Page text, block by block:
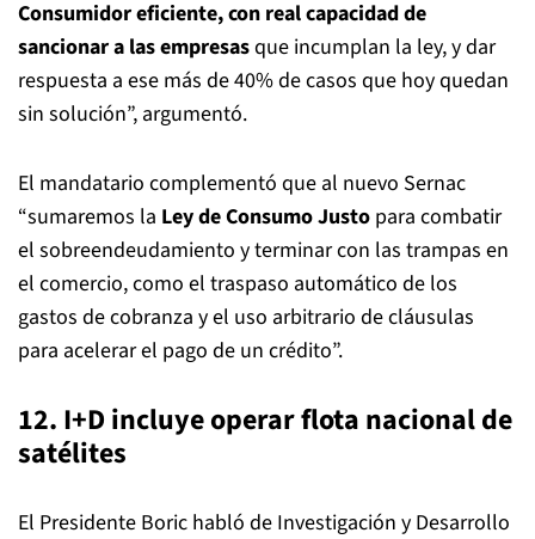
Consumidor eficiente, con real capacidad de
sancionar a las empresasque incumplan la ley, y dar
respuesta a ese más de 40% de casos que hoy quedan
sin solución”, argumentó.
El mandatario complementó que al nuevo Sernac
“sumaremos la Ley de Consumo Justo para combatir
el sobreendeudamiento y terminar con las trampas en
el comercio, como el traspaso automático de los
gastos de cobranza y el uso arbitrario de cláusulas
para acelerar el pago de un crédito”.
12. I+D incluye operar flota nacional de
satélites
El Presidente Boric habló de Investigación y Desarrollo